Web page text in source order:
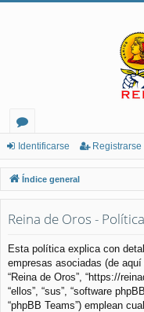
or
os
Identificarse Registrarse
Índice general
Reina de Oros -
Esta política explica con
empresas asociadas (de aquí
“Reina de Oros”, “https://
“ellos”, “sus”, “software
“phpBB Teams”) emplean